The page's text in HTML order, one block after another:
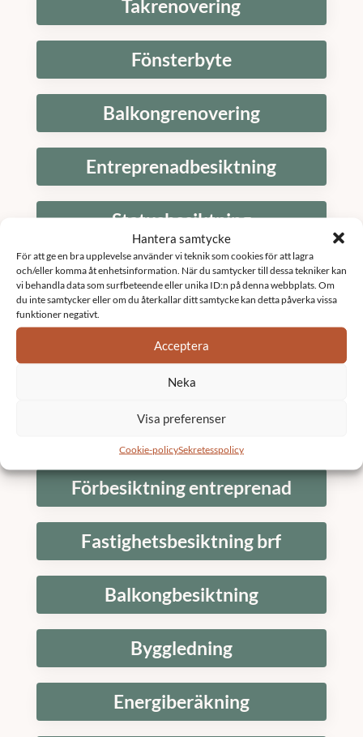
Hantera samtycke
För att ge en bra upplevelse använder vi teknik som cookies för att lagra
och/eller komma åt enhetsinformation. När du samtycker till dessa tekniker kan
vi behandla data som surfbeteende eller unika ID:n på denna webbplats. Om
du inte samtycker eller om du återkallar ditt samtycke kan detta påverka vissa
funktioner negativt.
Acceptera
Neka
Visa preferenser
Cookie-policySekretesspolicy
Takrenovering
Fönsterbyte
Balkongrenovering
Entreprenadbesiktning
Statusbesiktning
Fönsterrenovering brf
Relining brf
Fasadrenovering brf
Förbesiktning entreprenad
Fastighetsbesiktning brf
Balkongbesiktning
Byggledning
Energiberäkning